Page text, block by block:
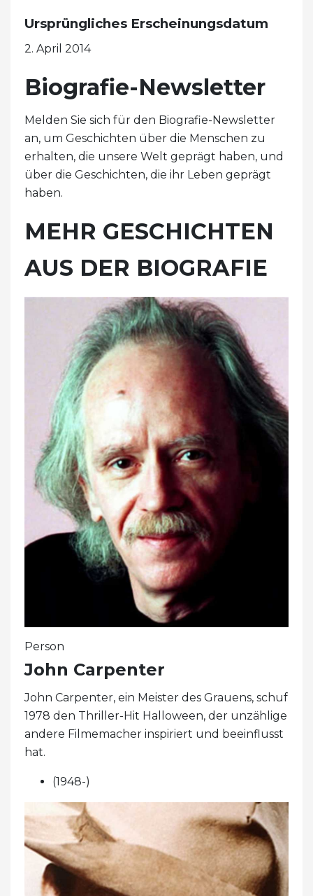
Ursprüngliches Erscheinungsdatum
2. April 2014
Biografie-Newsletter
Melden Sie sich für den Biografie-Newsletter
an, um Geschichten über die Menschen zu
erhalten, die unsere Welt geprägt haben, und
über die Geschichten, die ihr Leben geprägt
haben.
MEHR GESCHICHTEN
AUS DER BIOGRAFIE
Person
John Carpenter
John Carpenter, ein Meister des Grauens, schuf
1978 den Thriller-Hit Halloween, der unzählige
andere Filmemacher inspiriert und beeinflusst
hat.
(1948-)